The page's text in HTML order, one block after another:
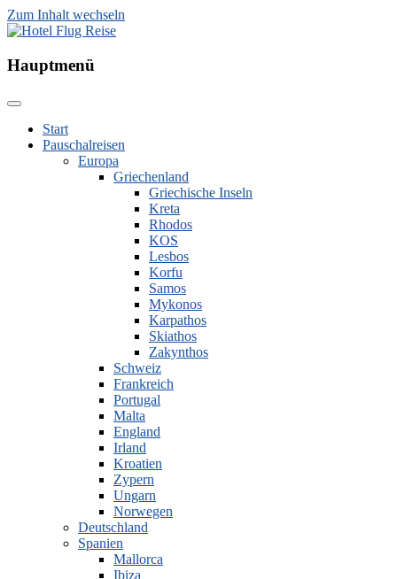
Zum Inhalt wechseln
Hotel Flug Reise
Hauptmenü
Start
Pauschalreisen
Europa
Griechenland
Griechische Inseln
Kreta
Rhodos
KOS
Lesbos
Korfu
Samos
Mykonos
Karpathos
Skiathos
Zakynthos
Schweiz
Frankreich
Portugal
Malta
England
Irland
Kroatien
Zypern
Ungarn
Norwegen
Deutschland
Spanien
Mallorca
Ibiza